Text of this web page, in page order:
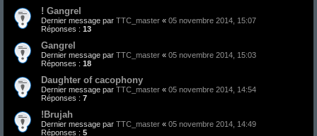
! Gangrel
Dernier message par TTC_master « 05 novembre 2014, 15:07
Réponses : 13
Gangrel
Dernier message par TTC_master « 05 novembre 2014, 15:03
Réponses : 18
Daughter of cacophony
Dernier message par TTC_master « 05 novembre 2014, 14:54
Réponses : 7
!Brujah
Dernier message par TTC_master « 05 novembre 2014, 14:49
Réponses : 5